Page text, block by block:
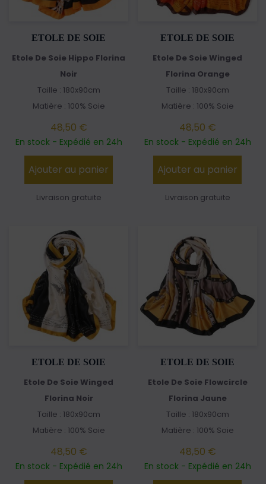
ETOLE DE SOIE
Etole De Soie Hippo Florina
Noir
Taille : 180x90cm
Matière : 100% Soie
48,50 €
En stock - Expédié en 24h
Ajouter au panier
Livraison gratuite
ETOLE DE SOIE
Etole De Soie Winged
Florina Orange
Taille : 180x90cm
Matière : 100% Soie
48,50 €
En stock - Expédié en 24h
Ajouter au panier
Livraison gratuite
ETOLE DE SOIE
Etole De Soie Winged
Florina Noir
Taille : 180x90cm
Matière : 100% Soie
48,50 €
En stock - Expédié en 24h
ETOLE DE SOIE
Etole De Soie Flowcircle
Florina Jaune
Taille : 180x90cm
Matière : 100% Soie
48,50 €
En stock - Expédié en 24h